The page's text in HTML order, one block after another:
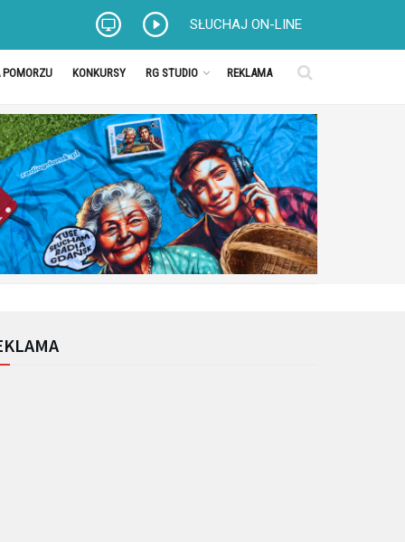
SŁUCHAJ ON-LINE
KONKURSY RG STUDIO REKLAMA